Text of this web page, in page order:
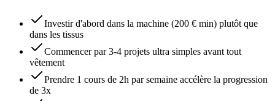
Investir d'abord dans la machine (200 € min) plutôt que
dans les tissus
Commencer par 3-4 projets ultra simples avant tout
vêtement
Prendre 1 cours de 2h par semaine accélère la progression
de 3x